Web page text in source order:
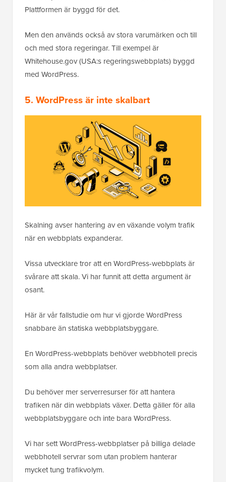
Plattformen är byggd för det.
Men den används också av stora varumärken och till
och med stora regeringar. Till exempel är
Whitehouse.gov (USA:s regeringswebbplats) byggd
med WordPress.
5. WordPress är inte skalbart
Skalning avser hantering av en växande volym trafik
när en webbplats expanderar.
Vissa utvecklare tror att en WordPress-webbplats är
svårare att skala. Vi har funnit att detta argument är
osant.
Här är vår fallstudie om hur vi gjorde WordPress
snabbare än statiska webbplatsbyggare.
En WordPress-webbplats behöver webbhotell precis
som alla andra webbplatser.
Du behöver mer serverresurser för att hantera
trafiken när din webbplats växer. Detta gäller för alla
webbplatsbyggare och inte bara WordPress.
Vi har sett WordPress-webbplatser på billiga delade
webbhotell servrar som utan problem hanterar
mycket tung trafikvolym.